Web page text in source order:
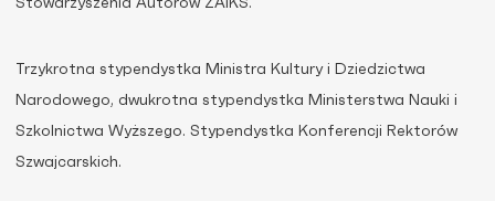
Stowarzyszenia Autorów ZAiKS.
Trzykrotna stypendystka Ministra Kultury i Dziedzictwa
Narodowego, dwukrotna stypendystka Ministerstwa Nauki i
Szkolnictwa Wyższego. Stypendystka Konferencji Rektorów
Szwajcarskich.